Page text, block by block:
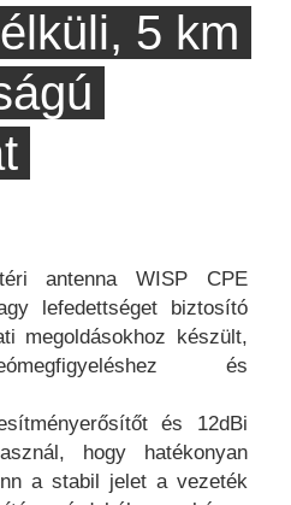
5 km
antenna WISP CPE
lefedettséget biztosító
megoldásokhoz készült,
és
és 12dBi
hogy hatékonyan
a stabil jelet a vezeték